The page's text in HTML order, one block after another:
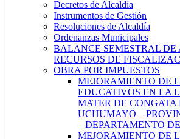
Decretos de Alcaldía
Instrumentos de Gestión
Resoluciones de Alcaldía
Ordenanzas Municipales
BALANCE SEMESTRAL
RECURSOS DE
OBRA POR IMPUESTOS
MEJORAMIENTO DE
EDUCATIVOS EN LA
MATER DE CONGATA
UCHUMAYO –
– DEPARTAMENTO
MEJORAMIENTO DE